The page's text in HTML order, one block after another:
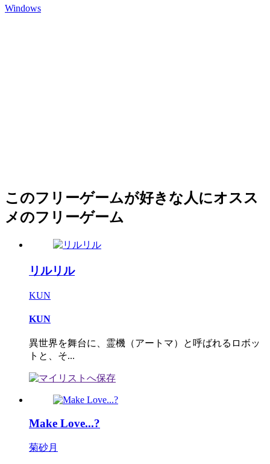
Windows
このフリーゲームが好きな人にオスス
メのフリーゲーム
リルリル
KUN
KUN
異世界を舞台に、霊機（アートマ）と呼ばれるロボッ
トと、そ...
Make Love...?
菊砂月